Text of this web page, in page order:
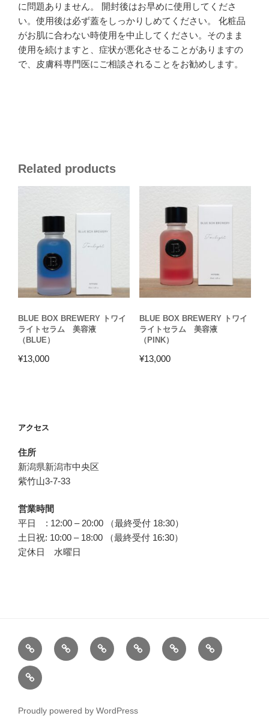
に問題ありません。 開封後はお早めに使用してくださ
い。使用後は必ず蓋をしっかりしめてください。 化粧品
がお肌に合わない時使用を中止してください。そのまま
使用を続けますと、症状が悪化させることがありますの
で、皮膚科専門医にご相談されることをお勧めします。
Related products
BLUE BOX BREWERY トワイ
ライトセラム 美容液
（BLUE）
¥13,000
BLUE BOX BREWERY トワイ
ライトセラム 美容液
（PINK）
¥13,000
アクセス
住所
新潟県新潟市中央区
紫竹山3-7-33
営業時間
平日 : 12:00 – 20:00 （最終受付 18:30）
土日祝: 10:00 – 18:00 （最終受付 16:30）
定休日 水曜日
ホ
ー
ム
営
業
入
浴
も
み
よ
も
酵
素
私
た
Proudly powered by WordPress